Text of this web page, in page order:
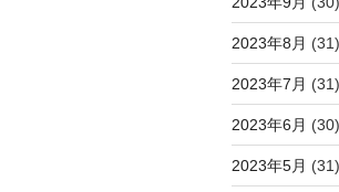
2023年8月 (31)
2023年7月 (31)
2023年6月 (30)
2023年5月 (31)